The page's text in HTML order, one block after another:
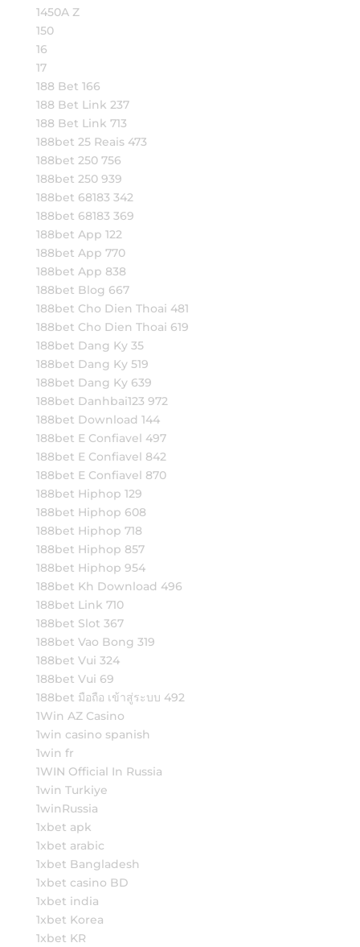
1450A Z
150
16
17
188 Bet 166
188 Bet Link 237
188 Bet Link 713
188bet 25 Reais 473
188bet 250 756
188bet 250 939
188bet 68183 342
188bet 68183 369
188bet App 122
188bet App 770
188bet App 838
188bet Blog 667
188bet Cho Dien Thoai 481
188bet Cho Dien Thoai 619
188bet Dang Ky 35
188bet Dang Ky 519
188bet Dang Ky 639
188bet Danhbai123 972
188bet Download 144
188bet E Confiavel 497
188bet E Confiavel 842
188bet E Confiavel 870
188bet Hiphop 129
188bet Hiphop 608
188bet Hiphop 718
188bet Hiphop 857
188bet Hiphop 954
188bet Kh Download 496
188bet Link 710
188bet Slot 367
188bet Vao Bong 319
188bet Vui 324
188bet Vui 69
188bet มือถือ เข้าสู่ระบบ 492
1Win AZ Casino
1win casino spanish
1win fr
1WIN Official In Russia
1win Turkiye
1winRussia
1xbet apk
1xbet arabic
1xbet Bangladesh
1xbet casino BD
1xbet india
1xbet Korea
1xbet KR